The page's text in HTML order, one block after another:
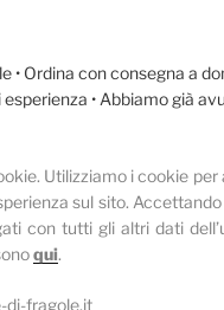
• Ordina con consegna a
esperienza • Abbiamo già
Utilizziamo i cookie
sul sito. Accettando
con tutti gli altri dati
qui.
di-fragole.it